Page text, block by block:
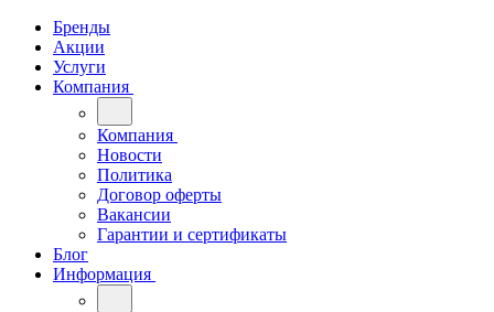
Бренды
Акции
Услуги
Компания
Компания
Новости
Политика
Договор оферты
Вакансии
Гарантии и сертификаты
Блог
Информация